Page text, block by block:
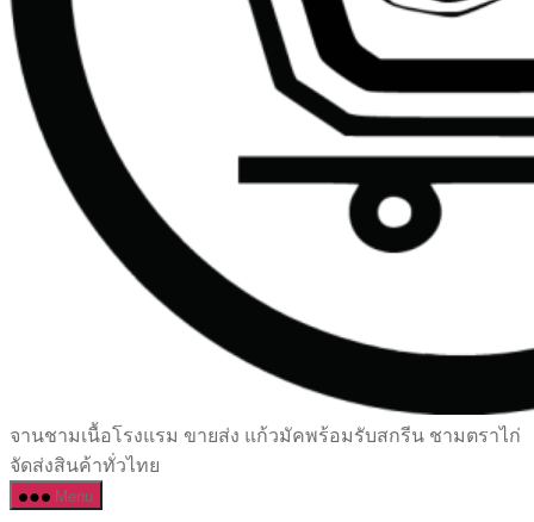
เซรามิค
ครบ
ครัน
จานชามเนื้อโรงแรม ขายส่ง แก้วมัคพร้อมรับสกรีน ชามตราไก่
จัดส่งสินค้าทั่วไทย
Menu